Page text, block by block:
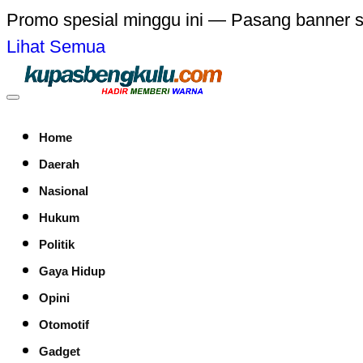
Promo spesial minggu ini — Pasang banner
Lihat Semua
Home
Daerah
Nasional
Hukum
Politik
Gaya Hidup
Opini
Otomotif
Gadget